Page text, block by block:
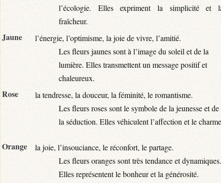
l’écologie. Elles expriment la simplicité et
fraîcheur.
Jaune
l’énergie, l’optimisme, la joie de vivre, l’amitié.
Les fleurs jaunes sont à l’image du soleil et de la
lumière. Elles transmettent un message positif et
chaleureux.
Rose
la tendresse, la douceur, la féminité, le romantisme.
Les fleurs roses sont le symbole de la jeunesse et de
la séduction. Elles véhiculent l’affection et le
Orange
la joie, l’insouciance, le réconfort, le partage.
Les fleurs oranges sont très tendance et dynamiques.
Elles représentent le bonheur et la générosité.